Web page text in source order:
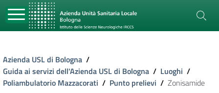
Azienda USL di Bologna /
Guida ai servizi dell'Azienda USL di Bologna / Luoghi /
Poliambulatorio Mazzacorati / Punto prelievi / Zonisamide